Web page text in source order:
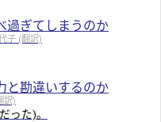
過ぎてしまうのか
子 (翻訳)
と勘違いするのか
訳)
った)。